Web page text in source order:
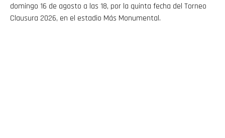
domingo 16 de agosto a las 18, por la quinta fecha del Torneo
Clausura 2026, en el estadio Más Monumental.